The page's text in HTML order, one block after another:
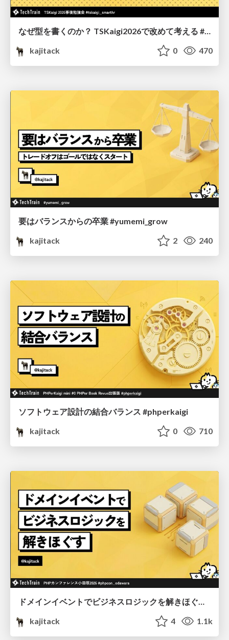
なぜ型を書くのか？ TSKaigi2026で改めて考える #tskaigi_smarthr
kajitack
0 470
要はバランスからの卒業 #yumemi_grow
kajitack
2 240
ソフトウェア設計の結合バランス #phperkaigi
kajitack
0 710
ドメインイベントでビジネスロジックを解きほぐす #phpcon_odawara
kajitack
4 1.1k